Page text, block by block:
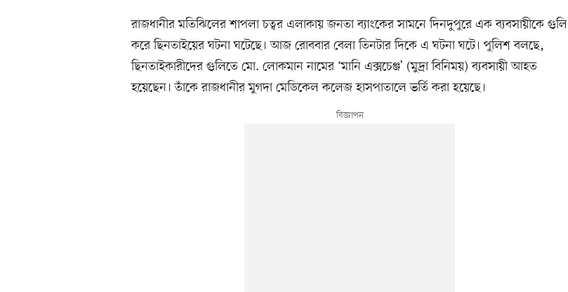
রাজধানীর মতিঝিলের শাপলা চত্বর এলাকায় জনতা ব্যাংকের সামনে দিনদুপুরে এক ব্যবসায়ীকে গুলি
করে ছিনতাইয়ের ঘটনা ঘটেছে। আজ রোববার বেলা তিনটার দিকে এ ঘটনা ঘটে। পুলিশ বলছে,
ছিনতাইকারীদের গুলিতে মো. লোকমান নামের ‘মানি এক্সচেঞ্জ’ (মুদ্রা বিনিময়) ব্যবসায়ী আহত
হয়েছেন। তাঁকে রাজধানীর মুগদা মেডিকেল কলেজ হাসপাতালে ভর্তি করা হয়েছে।